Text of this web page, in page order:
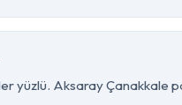
yüzlü. Aksaray Çanakkale